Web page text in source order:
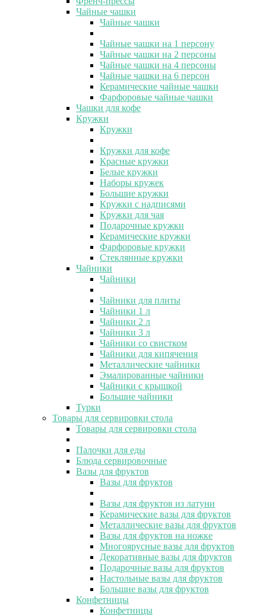
Чайные чашки
Чайные чашки
Чайные чашки на 1 персону
Чайные чашки на 2 персоны
Чайные чашки на 4 персоны
Чайные чашки на 6 персон
Керамические чайные чашки
Фарфоровые чайные чашки
Чашки для кофе
Кружки
Кружки
Кружки для кофе
Красные кружки
Белые кружки
Наборы кружек
Большие кружки
Кружки с надписями
Кружки для чая
Подарочные кружки
Керамические кружки
Фарфоровые кружки
Стеклянные кружки
Чайники
Чайники
Чайники для плиты
Чайники 1 л
Чайники 2 л
Чайники 3 л
Чайники со свистком
Чайники для кипячения
Металлические чайники
Эмалированные чайники
Чайники с крышкой
Большие чайники
Турки
Товары для сервировки стола
Товары для сервировки стола
Палочки для еды
Блюда сервировочные
Вазы для фруктов
Вазы для фруктов
Вазы для фруктов из латуни
Керамические вазы для фруктов
Металлические вазы для фруктов
Вазы для фруктов на ножке
Многоярусные вазы для фруктов
Декоративные вазы для фруктов
Подарочные вазы для фруктов
Настольные вазы для фруктов
Большие вазы для фруктов
Конфетницы
Конфетницы